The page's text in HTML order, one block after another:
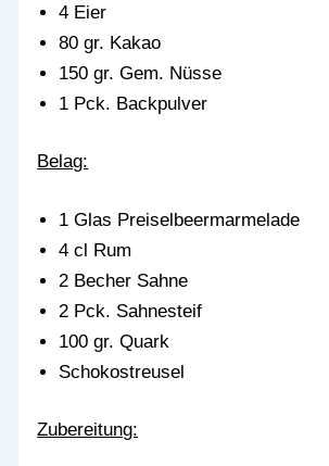
4 Eier
80 gr. Kakao
150 gr. Gem. Nüsse
1 Pck. Backpulver
Belag:
1 Glas Preiselbeermarmelade
4 cl Rum
2 Becher Sahne
2 Pck. Sahnesteif
100 gr. Quark
Schokostreusel
Zubereitung: